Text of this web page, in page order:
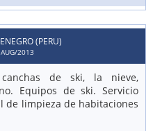
(PERU)
AUG/2013
de ski, la nieve,
Equipos de ski. Servicio
de limpieza de habitaciones